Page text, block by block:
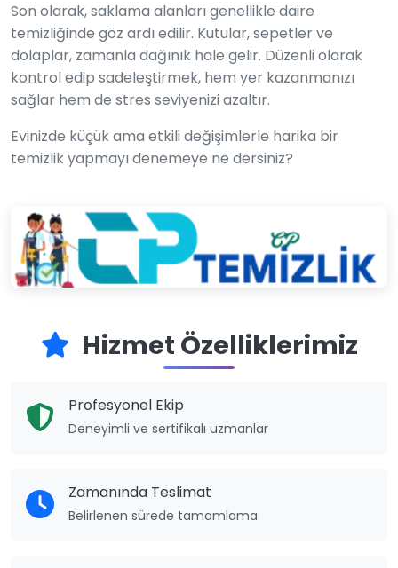
Son olarak, saklama alanları genellikle daire
temizliğinde göz ardı edilir. Kutular, sepetler ve
dolaplar, zamanla dağınık hale gelir. Düzenli olarak
kontrol edip sadeleştirmek, hem yer kazanmanızı
sağlar hem de stres seviyenizi azaltır.
Evinizde küçük ama etkili değişimlerle harika bir
temizlik yapmayı denemeye ne dersiniz?
Hizmet Özelliklerimiz
Profesyonel Ekip
Deneyimli ve sertifikalı uzmanlar
Zamanında Teslimat
Belirlenen sürede tamamlama